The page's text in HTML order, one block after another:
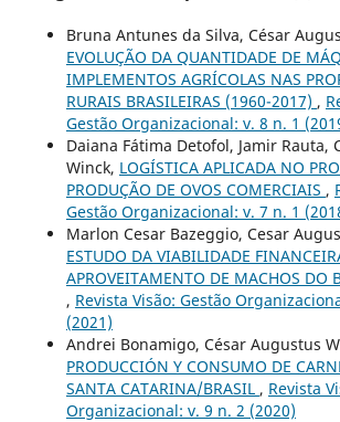
Bruna Antunes da Silva, César
EVOLUÇÃO DA QUANTIDADE DE
IMPLEMENTOS AGRÍCOLAS NAS
RURAIS BRASILEIRAS (1960-2017) ,
Gestão Organizacional: v. 8 n. 1
Daiana Fátima Detofol, Jamir Rauta,
Winck, LOGÍSTICA APLICADA NO
PRODUÇÃO DE OVOS COMERCIAIS ,
Gestão Organizacional: v. 7 n. 1
Marlon Cesar Bazeggio, Cesar
ESTUDO DA VIABILIDADE
APROVEITAMENTO DE MACHOS DO
, Revista Visão: Gestão
(2021)
Andrei Bonamigo, César Augustus
PRODUCCIÓN Y CONSUMO DE
SANTA CATARINA/BRASIL , Revista
Organizacional: v. 9 n. 2 (2020)